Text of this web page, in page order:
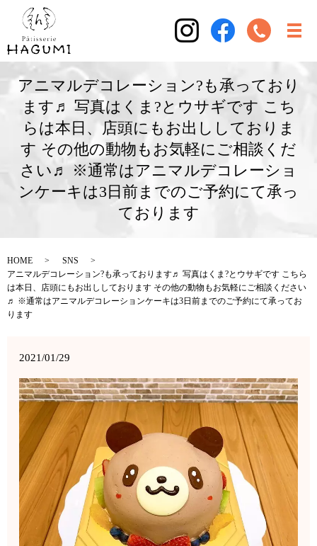
アニマルデコレーション?も承っており
ます♬ 写真はくま?とウサギです こち
らは本日、店頭にもお出ししておりま
す その他の動物もお気軽にご相談くだ
さい♬ ※通常はアニマルデコレーショ
ンケーキは3日前までのご予約にて承っ
ております
HOME
SNS
アニマルデコレーション?も承っております♬ 写真はくま?とウサギです こちら
は本日、店頭にもお出ししております その他の動物もお気軽にご相談ください
♬ ※通常はアニマルデコレーションケーキは3日前までのご予約にて承ってお
ります
2021/01/29